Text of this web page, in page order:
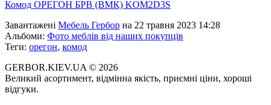
Комод ОРЕГОН БРВ (ВМК) KOM2D3S
Завантажені Мебель Гербор на 22 травня 2023 14:28
Альбоми: Фото меблів від наших покупців
Теги: орегон, комод
GERBOR.KIEV.UA © 2026
Великий асортимент, відмінна якість, приємні ціни, хороші
відгуки.